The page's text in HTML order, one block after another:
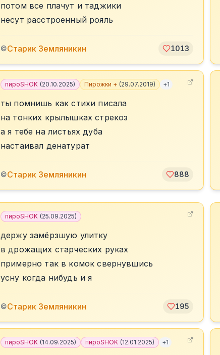
потом все плачут и таджики
несут расстроенный рояль
©Старик Земляникин 1013
пироSHOK (20.10.2025) Пирожки + (29.07.2019) +1
ты помнишь как стихи писала
на тонких крылышках стрекоз
а я тебе на листьях дуба
настаивал денатурат
©Старик Земляникин 888
пироSHOK (25.09.2025)
держу замёрзшую улитку
в дрожащих старческих руках
примерно так в комок свернувшись
усну когда нибудь и я
©Старик Земляникин 195
пироSHOK (14.09.2025) пироSHOK (12.01.2025) +1